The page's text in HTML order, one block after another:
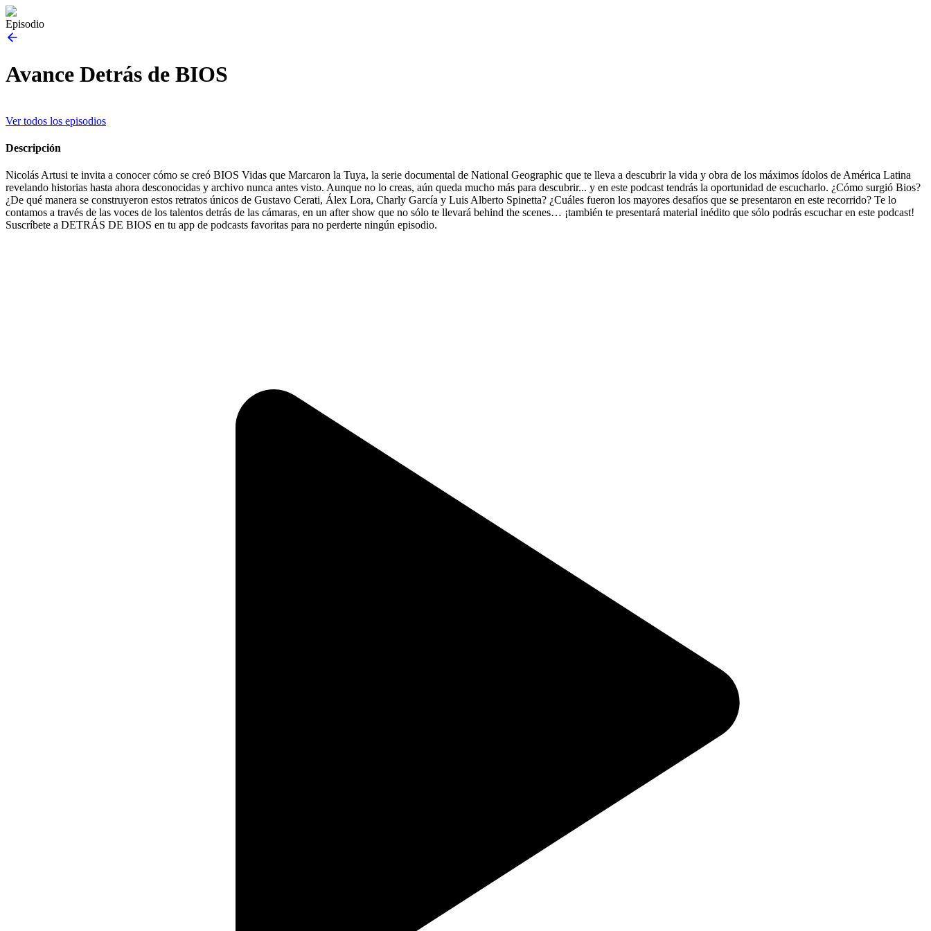
Episodio
Avance Detrás de BIOS
Ver todos los episodios
Descripción
Nicolás Artusi te invita a conocer cómo se creó BIOS Vidas que Marcaron la Tuya, la serie documental de National Geographic que te lleva a descubrir la vida y obra de los máximos ídolos de América Latina
revelando historias hasta ahora desconocidas y archivo nunca antes visto. Aunque no lo creas, aún queda mucho más para descubrir... y en este podcast tendrás la oportunidad de escucharlo. ¿Cómo surgió Bios?
¿De qué manera se construyeron estos retratos únicos de Gustavo Cerati, Álex Lora, Charly García y Luis Alberto Spinetta? ¿Cuáles fueron los mayores desafíos que se presentaron en este recorrido? Te lo
contamos a través de las voces de los talentos detrás de las cámaras, en un after show que no sólo te llevará behind the scenes… ¡también te presentará material inédito que sólo podrás escuchar en este podcast!
Suscríbete a DETRÁS DE BIOS en tu app de podcasts favoritas para no perderte ningún episodio.